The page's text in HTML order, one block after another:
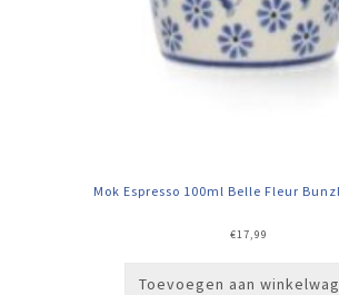
Mok Espresso 100ml Belle Fleur
€17,99
Toevoegen aan